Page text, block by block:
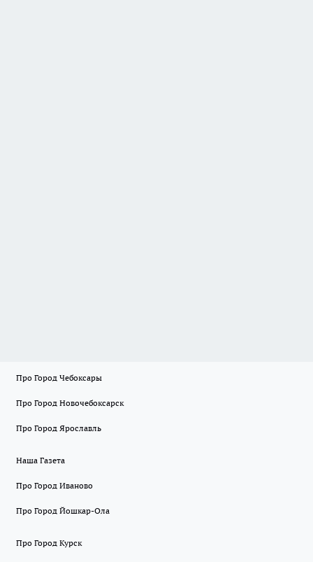
Про Город Чебоксары
Про Город Новочебоксарск
Про Город Ярославль
Наша Газета
Про Город Иваново
Про Город Йошкар-Ола
Про Город Курск